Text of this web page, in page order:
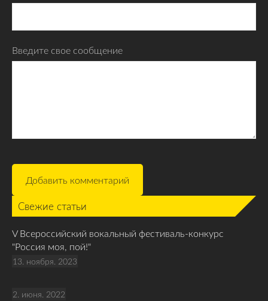
Свежие статьи
V Всероссийский вокальный фестиваль-конкурс
"Россия моя, пой!"
13. ноября. 2023
2. июня. 2022
Введите свое сообщение